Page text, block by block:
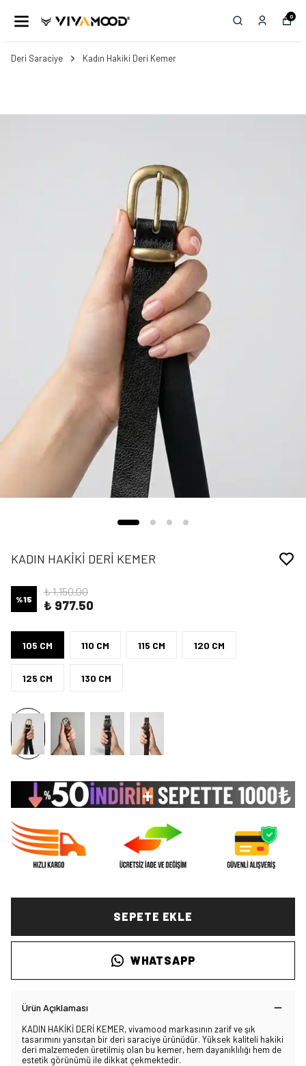
0
Deri Saraciye Kadın Hakiki Deri Kemer
KADIN HAKİKİ DERİ KEMER
%15
₺ 1,150.00
₺ 977.50
105 CM 110 CM 115 CM 120 CM
125 CM 130 CM
SEPETE EKLE
WHATSAPP
Ürün Açıklaması
KADIN HAKİKİ DERİ KEMER, vivamood markasının zarif ve şık
tasarımını yansıtan bir deri saraciye ürünüdür. Yüksek kaliteli hakiki
deri malzemeden üretilmiş olan bu kemer, hem dayanıklılığı hem de
estetik görünümü ile dikkat çekmektedir.